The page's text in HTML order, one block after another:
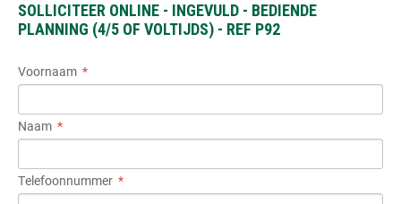
SOLLICITEER ONLINE - INGEVULD - BEDIENDE
PLANNING (4/5 OF VOLTIJDS) - REF P92
Voornaam
Naam
Telefoonnummer